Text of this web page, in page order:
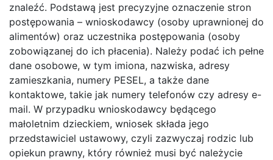
znaleźć. Podstawą jest precyzyjne oznaczenie stron
postępowania – wnioskodawcy (osoby uprawnionej do
alimentów) oraz uczestnika postępowania (osoby
zobowiązanej do ich płacenia). Należy podać ich pełne
dane osobowe, w tym imiona, nazwiska, adresy
zamieszkania, numery PESEL, a także dane
kontaktowe, takie jak numery telefonów czy adresy e-
mail. W przypadku wnioskodawcy będącego
małoletnim dzieckiem, wniosek składa jego
przedstawiciel ustawowy, czyli zazwyczaj rodzic lub
opiekun prawny, który również musi być należycie